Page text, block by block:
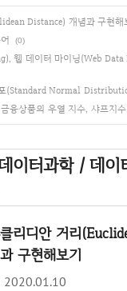
Distance) 개념과 구현해
(0)
웹 데이터 마이닝(Web
(Standard Normal
융상품의 우열 지수, 샤프지수
이터과학 / 데
리디안 거리
구현해보기
2020.01.10